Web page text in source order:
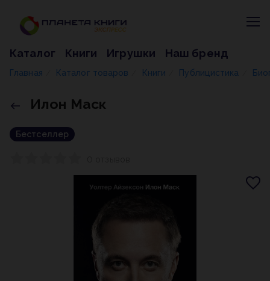
Каталог Книги Игрушки Наш бренд
Главная Каталог товаров Книги Публицистика
Илон Маск
Бестселлер